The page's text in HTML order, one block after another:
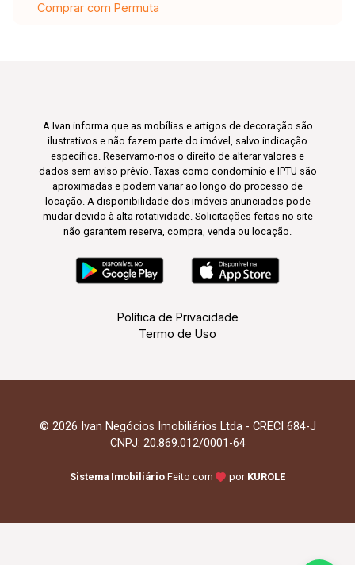
Comprar com Permuta
A Ivan informa que as mobílias e artigos de decoração são
ilustrativos e não fazem parte do imóvel, salvo indicação
específica. Reservamo-nos o direito de alterar valores e
dados sem aviso prévio. Taxas como condomínio e IPTU são
aproximadas e podem variar ao longo do processo de
locação. A disponibilidade dos imóveis anunciados pode
mudar devido à alta rotatividade. Solicitações feitas no site
não garantem reserva, compra, venda ou locação.
Política de Privacidade
Termo de Uso
© 2026 Ivan Negócios Imobiliários Ltda - CRECI 684-J
CNPJ: 20.869.012/0001-64
Sistema Imobiliário Feito com por KUROLE